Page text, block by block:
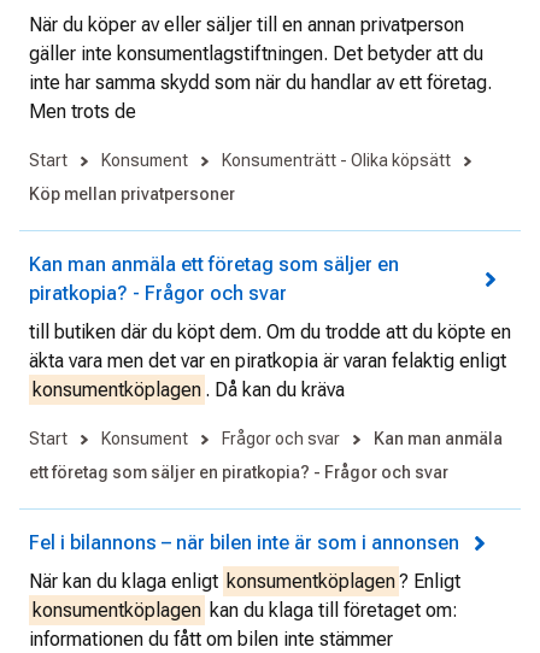
När du köper av eller säljer till en annan privatperson
gäller inte konsumentlagstiftningen. Det betyder att du
inte har samma skydd som när du handlar av ett företag.
Men trots de
Start Konsument
Konsumenträtt - Olika köpsätt
Köp mellan privatpersoner
Kan man anmäla ett företag som säljer en
piratkopia? - Frågor och svar
till butiken där du köpt dem. Om du trodde att du köpte en
äkta vara men det var en piratkopia är varan felaktig enligt
konsumentköplagen . Då kan du kräva
Start Konsument Frågor och svar
Kan man anmäla
ett företag som säljer en piratkopia? - Frågor och svar
Fel i bilannons – när bilen inte är som i annonsen
När kan du klaga enligt konsumentköplagen? Enligt
konsumentköplagen kan du klaga till företaget om:
informationen du fått om bilen inte stämmer